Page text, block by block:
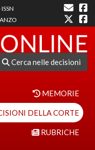
ISSN
Cerca nelle decisioni
MEMORIE
DELLA CORTE
RUBRICHE